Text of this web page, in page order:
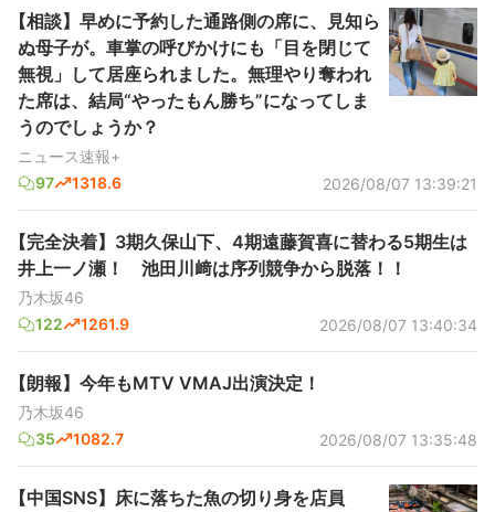
【相談】早めに予約した通路側の席に、見知ら
ぬ母子が。車掌の呼びかけにも「目を閉じて
無視」して居座られました。無理やり奪われ
た席は、結局“やったもん勝ち”になってしま
うのでしょうか？
ニュース速報+
97
1318.6 2026/08/07 13:39:21
【完全決着】3期久保山下、4期遠藤賀喜に替わる5期生は
井上一ノ瀬！ 池田川﨑は序列競争から脱落！！
乃木坂46
122
1261.9 2026/08/07 13:40:34
【朗報】今年もMTV VMAJ出演決定！
乃木坂46
35
1082.7 2026/08/07 13:35:48
【中国SNS】床に落ちた魚の切り身を店員